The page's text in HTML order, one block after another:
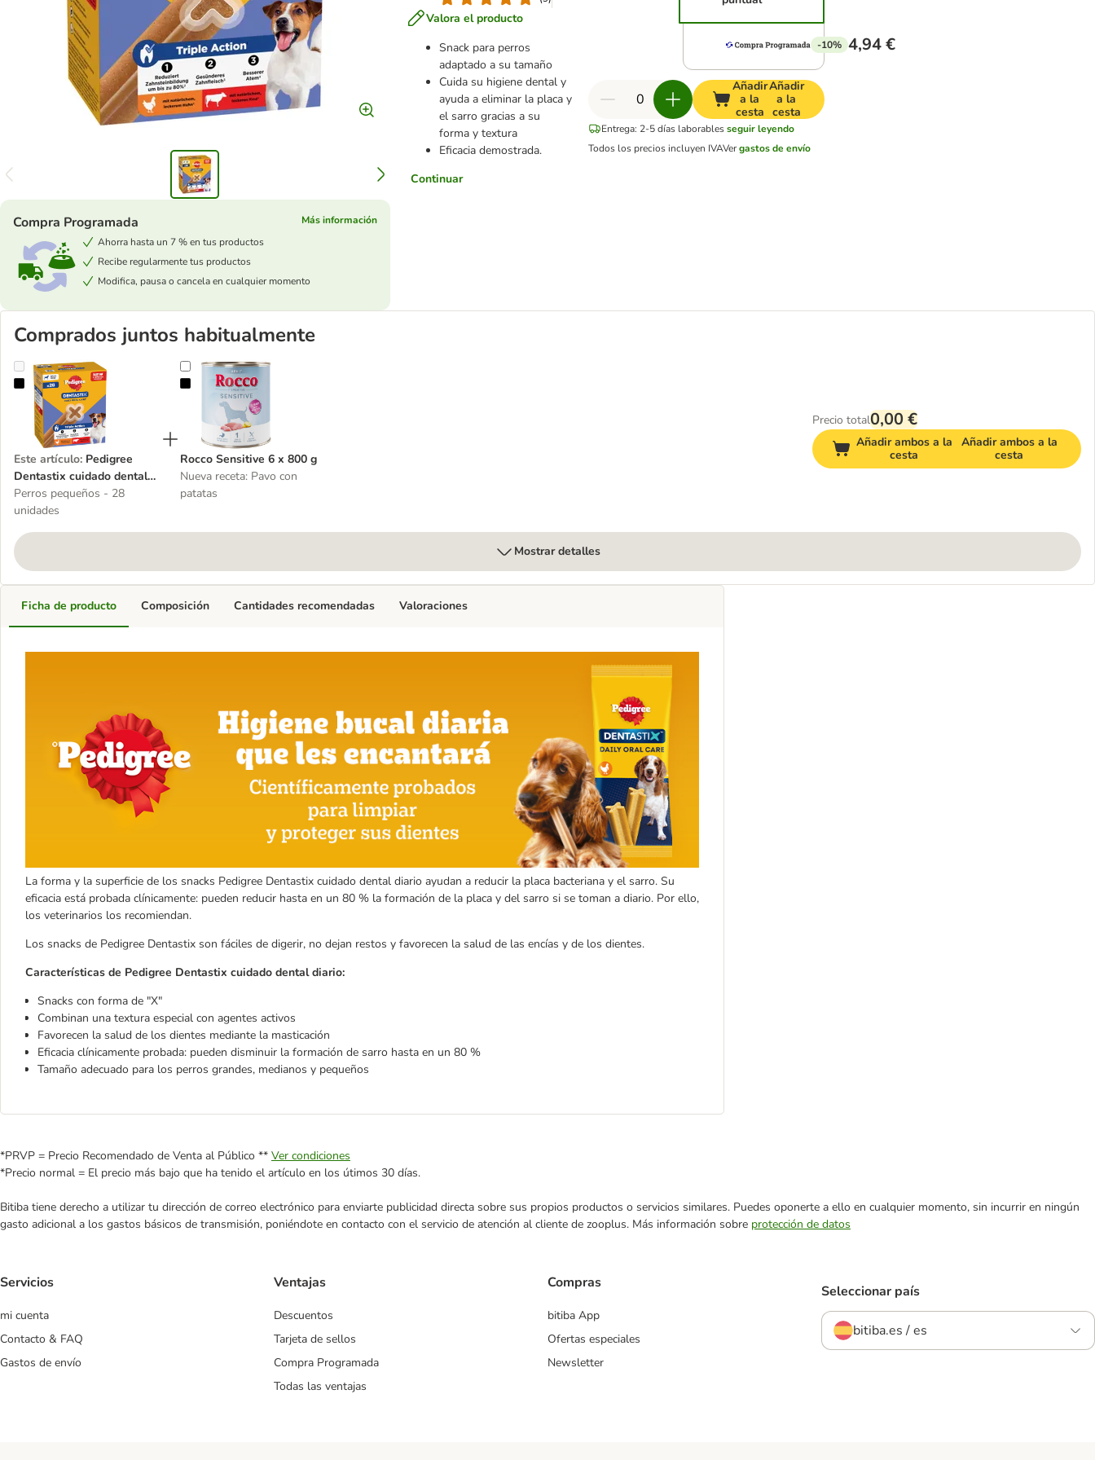
Valora el producto
Snack para perros
adaptado a su tamaño
Cuida su higiene dental y
ayuda a eliminar la placa y
el sarro gracias a su
forma y textura
Eficacia demostrada.
Continuar
Compra Programada
Más información
Ahorra hasta un 7 % en tus productos
Recibe regularmente tus productos
Modifica, pausa o cancela en cualquier momento
-10% 4,94 €
Añadir
a la
cesta
Añadir
a la
cesta
Entrega: 2-5 días laborables seguir leyendo
Todos los precios incluyen IVAVergastos de envío
Comprados juntos habitualmente
Pedigree Dentastix cuidado dental diario
Este artículo: Pedigree
Dentastix cuidado dental
diario
Perros pequeños - 28
unidades
Rocco Sensitive 6 x 800 g
Rocco Sensitive 6 x 800 g
Nueva receta: Pavo con
patatas
Precio total0,00 €
Añadir ambos a la
cesta
Añadir ambos a la
cesta
Mostrar detalles
Ficha de producto
La forma y la superficie de los snacks Pedigree Dentastix cuidado dental diario ayudan a reducir la placa bacteriana y el sarro. Su
eficacia está probada clínicamente: pueden reducir hasta en un 80 % la formación de la placa y del sarro si se toman a diario. Por ello,
los veterinarios los recomiendan.
Los snacks de Pedigree Dentastix son fáciles de digerir, no dejan restos y favorecen la salud de las encías y de los dientes.
Características de Pedigree Dentastix cuidado dental diario:
Snacks con forma de "X"
Combinan una textura especial con agentes activos
Favorecen la salud de los dientes mediante la masticación
Eficacia clínicamente probada: pueden disminuir la formación de sarro hasta en un 80 %
Tamaño adecuado para los perros grandes, medianos y pequeños
Composición Cantidades recomendadas Valoraciones
*PRVP = Precio Recomendado de Venta al Público ** Ver condiciones
*Precio normal = El precio más bajo que ha tenido el artículo en los útimos 30 días.
Bitiba tiene derecho a utilizar tu dirección de correo electrónico para enviarte publicidad directa sobre sus propios productos o servicios similares. Puedes oponerte a ello en cualquier momento, sin incurrir en ningún
gasto adicional a los gastos básicos de transmisión, poniéndote en contacto con el servicio de atención al cliente de zooplus. Más información sobre protección de datos
Servicios
mi cuenta
Contacto & FAQ
Gastos de envío
Ventajas
Descuentos
Tarjeta de sellos
Compra Programada
Todas las ventajas
Compras
bitiba App
Ofertas especiales
Newsletter
Seleccionar país
bitiba.es / es